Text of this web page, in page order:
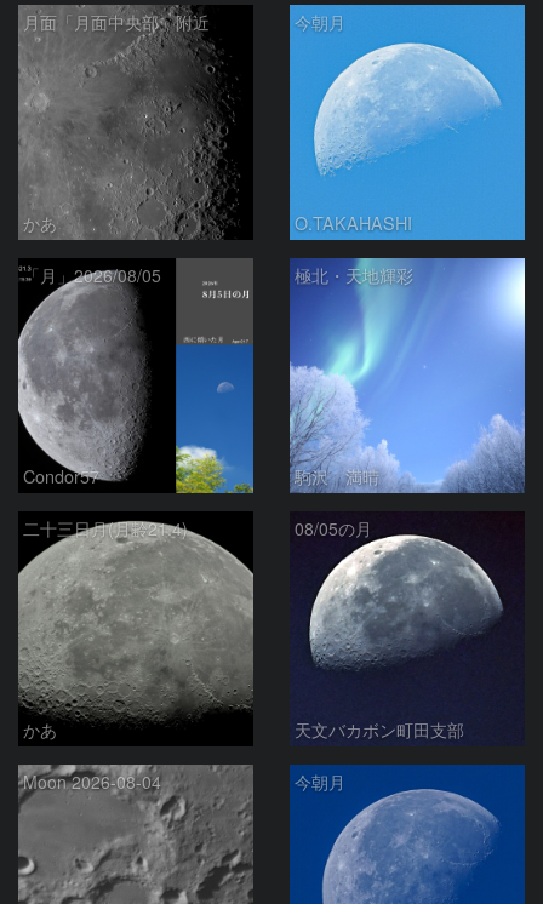
月面「月面中央部」附近
かあ
今朝月
O.TAKAHASHI
「月」2026/08/05
Condor57
極北・天地輝彩
駒沢 満晴
二十三日月(月齢21.4)
かあ
08/05の月
天文バカボン町田支部
Moon 2026-08-04 今朝月